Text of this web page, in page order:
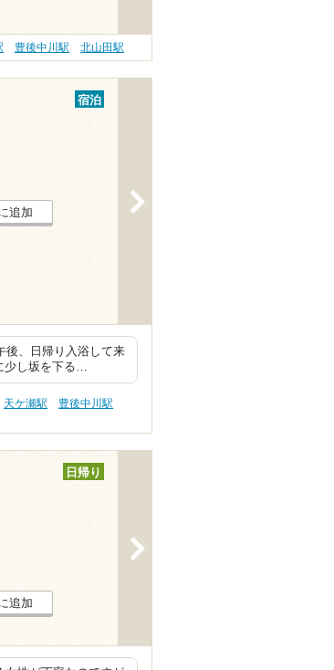
豊後中川駅 北山田駅
宿泊
追加
後、日帰り入浴して来
少し坂を下る…
天ケ瀬駅
豊後中川駅
日帰り
追加